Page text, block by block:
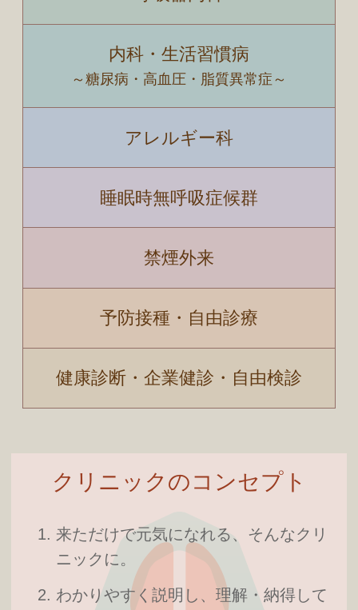
内科・生活習慣病
～糖尿病・高血圧・脂質異常症～
アレルギー科
睡眠時無呼吸症候群
禁煙外来
予防接種・自由診療
健康診断・企業健診・自由検診
クリニックのコンセプト
来ただけで元気になれる、そんなクリ
ニックに。
わかりやすく説明し、理解・納得して